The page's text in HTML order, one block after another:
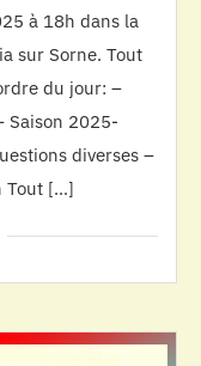
à 18h dans la
sur Sorne. Tout
du jour: –
Saison 2025-
diverses –
Tout […]